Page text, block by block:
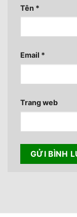
Tên *
Email *
Trang web